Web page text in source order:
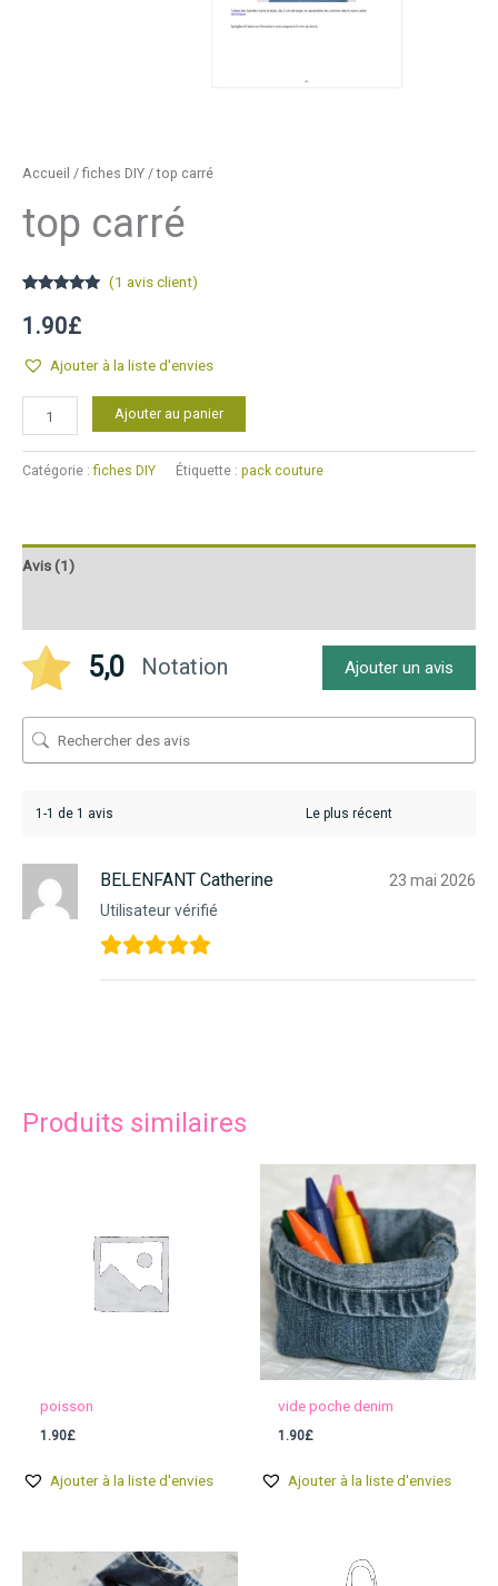
Accueil /fiches DIY / top carré
top carré
sur 5
basé sur
client
(1 avis client)
1.90£
Ajouter à la liste d'envies
quantité
de
top
Ajouter au panier
Catégorie :fiches DIY Étiquette : pack couture
Avis (1)
5,0 Notation Ajouter un avis
1-1 de 1 avis
BELENFANT Catherine
Utilisateur vérifié
23 mai 2026
Produits similaires
poisson
1.90£
Ajouter à la liste d'envies
vide poche denim
1.90£
Ajouter à la liste d'envies